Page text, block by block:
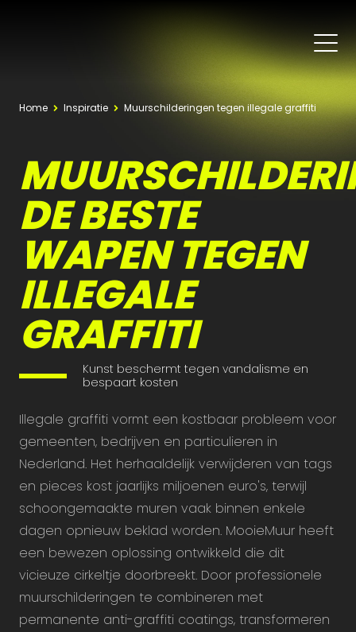
Home Inspiratie Muurschilderingen tegen illegale graffiti
DE BESTE
WAPEN TEGEN
ILLEGALE
GRAFFITI
Kunst beschermt tegen vandalisme en
bespaart kosten
Illegale graffiti vormt een kostbaar probleem voor
gemeenten, bedrijven en particulieren in
Nederland. Het herhaaldelijk verwijderen van tags
en pieces kost jaarlijks miljoenen euro's, terwijl
schoongemaakte muren vaak binnen enkele
dagen opnieuw beklad worden. MooieMuur heeft
een bewezen oplossing ontwikkeld die dit
vicieuze cirkeltje doorbreekt. Door professionele
muurschilderingen te combineren met
permanente anti-graffiti coatings, transformeren